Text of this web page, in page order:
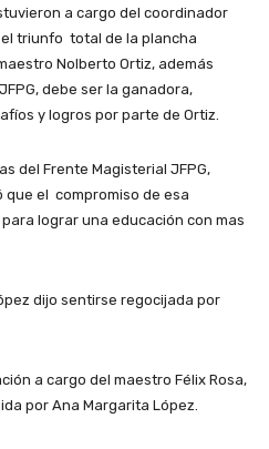
a cargo del coordinador
triunfo total de la plancha
Nolberto Ortiz, además
debe ser la ganadora,
y logros por parte de Ortiz.
del Frente Magisterial JFPG,
el compromiso de esa
lograr una educación con mas
dijo sentirse regocijada por
a cargo del maestro Félix Rosa,
por Ana Margarita López.